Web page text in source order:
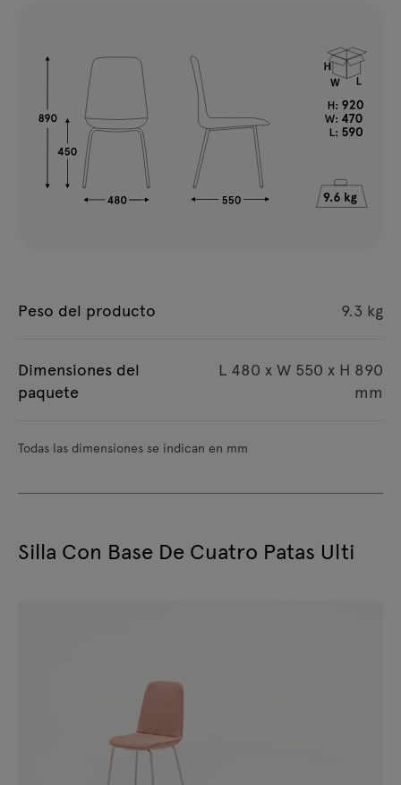
Peso del producto 9.3 kg
Dimensiones del
paquete
L 480 x W 550 x H 890
mm
Todas las dimensiones se indican en mm
Silla Con Base De Cuatro Patas Ulti